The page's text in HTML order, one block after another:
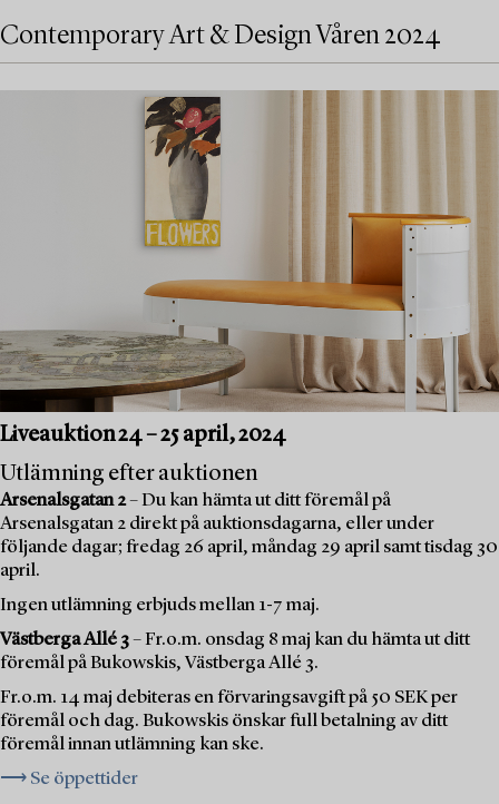
Contemporary Art & Design Våren 2024
Liveauktion 24 – 25 april, 2024
Utlämning efter auktionen
Arsenalsgatan 2– Du kan hämta ut ditt föremål på
Arsenalsgatan 2 direkt på auktionsdagarna, eller under
följande dagar; fredag 26 april, måndag 29 april samt tisdag 30
april.
Ingen utlämning erbjuds mellan 1-7 maj.
Västberga Allé 3– Fr.o.m. onsdag 8 maj kan du hämta ut ditt
föremål på Bukowskis, Västberga Allé 3.
Fr.o.m. 14 maj debiteras en förvaringsavgift på 50 SEK per
föremål och dag. Bukowskis önskar full betalning av ditt
föremål innan utlämning kan ske.
⟶ Se öppettider